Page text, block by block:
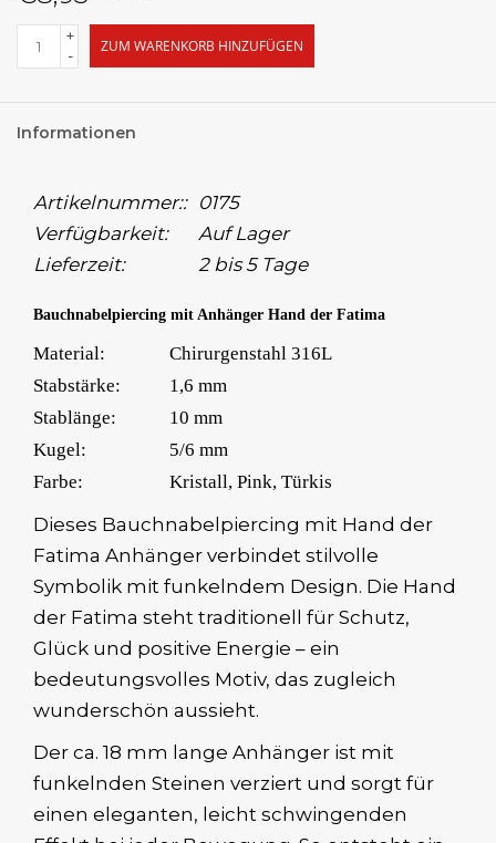
+
-
ZUM WARENKORB HINZUFÜGEN
Informationen
Artikelnummer:: 0175
Verfügbarkeit:
Auf Lager
Lieferzeit:
2 bis 5 Tage
Bauchnabelpiercing mit Anhänger Hand der Fatima
Material:
Chirurgenstahl 316L
Stabstärke:
1,6 mm
Stablänge:
10 mm
Kugel:
5/6 mm
Farbe:
Kristall, Pink, Türkis
Dieses Bauchnabelpiercing mit Hand der
Fatima Anhänger verbindet stilvolle
Symbolik mit funkelndem Design. Die Hand
der Fatima steht traditionell für Schutz,
Glück und positive Energie – ein
bedeutungsvolles Motiv, das zugleich
wunderschön aussieht.
Der ca. 18 mm lange Anhänger ist mit
funkelnden Steinen verziert und sorgt für
einen eleganten, leicht schwingenden